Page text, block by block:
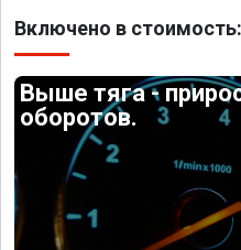
Включено в стоимость:
Выше тяга -
оборотов.